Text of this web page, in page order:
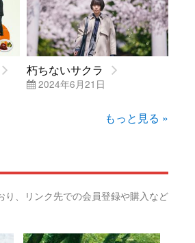
朽ちないサクラ
2024年6月21日
もっと見る »
、リンク先での会員登録や購入など